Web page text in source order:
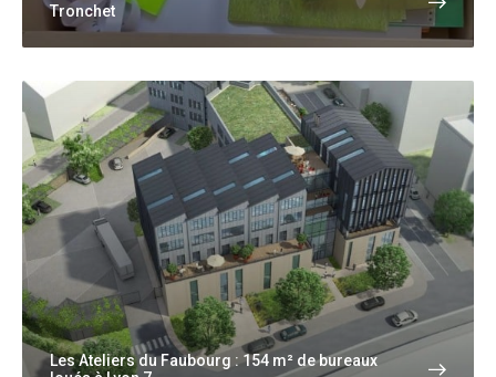
Tronchet
Les Ateliers du Faubourg : 154 m² de bureaux